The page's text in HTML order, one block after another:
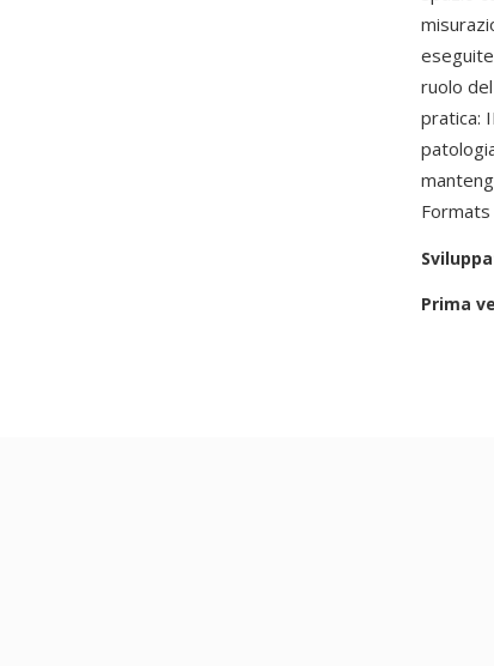
ruolo
pratica:
Prima